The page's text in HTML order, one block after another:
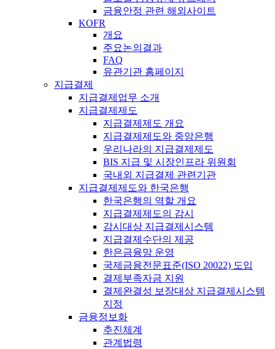
금융안정 관련 해외사이트
KOFR
개요
주요논의결과
FAQ
유관기관 홈페이지
지급결제
지급결제업무 소개
지급결제제도
지급결제제도 개요
지급결제제도와 중앙은행
우리나라의 지급결제제도
BIS 지급 및 시장인프라 위원회
국내외 지급결제 관련기관
지급결제제도와 한국은행
한국은행의 역할 개요
지급결제제도의 감시
감시대상 지급결제시스템
지급결제수단의 제공
한은금융망 운영
국제금융전문표준(ISO 20022) 도입
결제부족자금 지원
결제완결성 보장대상 지급결제시스템
지정
금융정보화
추진체계
관계법령